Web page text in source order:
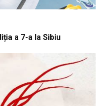
a 7-a la Sibiu